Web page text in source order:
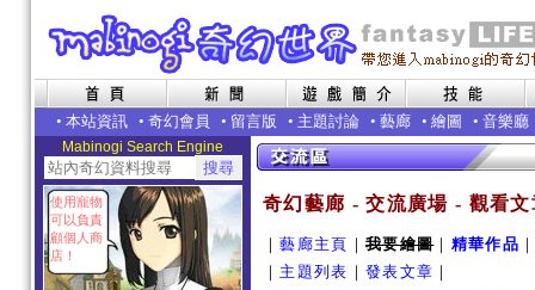
• 本站資訊 • 奇幻會員 • 留言版 • 主題討論 • 藝廊 • 繪圖 • 音樂廳
Mabinogi Search Engine
使用寵物
可以負責
顧個人商
店！
奇幻藝廊 - 交流廣場 - 觀看文
｜藝廊主頁 ｜我要繪圖｜ 精華作品
｜ 主題列表 ｜發表文章 ｜